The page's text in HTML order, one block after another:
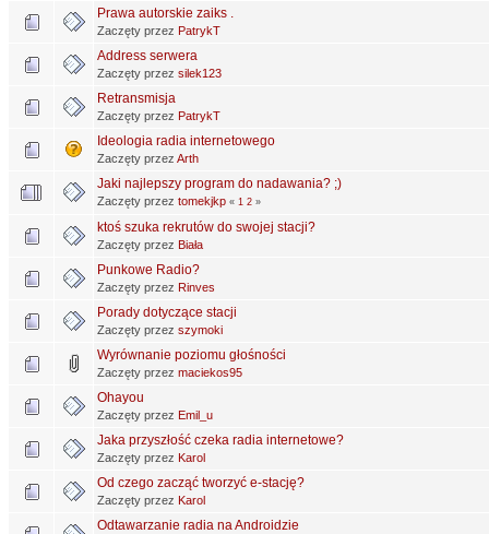
Prawa autorskie zaiks .
Zaczęty przez PatrykT
Address serwera
Zaczęty przez silek123
Retransmisja
Zaczęty przez PatrykT
Ideologia radia internetowego
Zaczęty przez Arth
Jaki najlepszy program do nadawania? ;)
Zaczęty przez tomekjkp « 1 2 »
ktoś szuka rekrutów do swojej stacji?
Zaczęty przez Biała
Punkowe Radio?
Zaczęty przez Rinves
Porady dotyczące stacji
Zaczęty przez szymoki
Wyrównanie poziomu głośności
Zaczęty przez maciekos95
Ohayou
Zaczęty przez Emil_u
Jaka przyszłość czeka radia internetowe?
Zaczęty przez Karol
Od czego zacząć tworzyć e-stację?
Zaczęty przez Karol
Odtawarzanie radia na Androidzie